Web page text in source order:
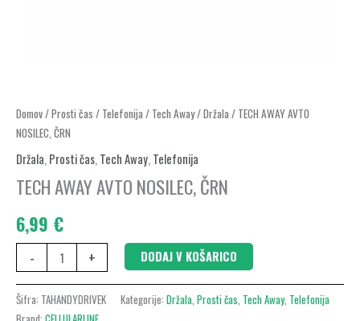
Domov/Prosti čas / Telefonija/ Tech Away/Držala/ TECH AWAY AVTO
NOSILEC, ČRN
Držala, Prosti čas, Tech Away, Telefonija
TECH AWAY AVTO NOSILEC, ČRN
6,99 €
-
TECH
AWAY
AVTO
NOSILEC,
količina
+ DODAJ V KOŠARICO
Šifra: TAHANDYDRIVEK Kategorije: Držala, Prosti čas, Tech Away, Telefonija